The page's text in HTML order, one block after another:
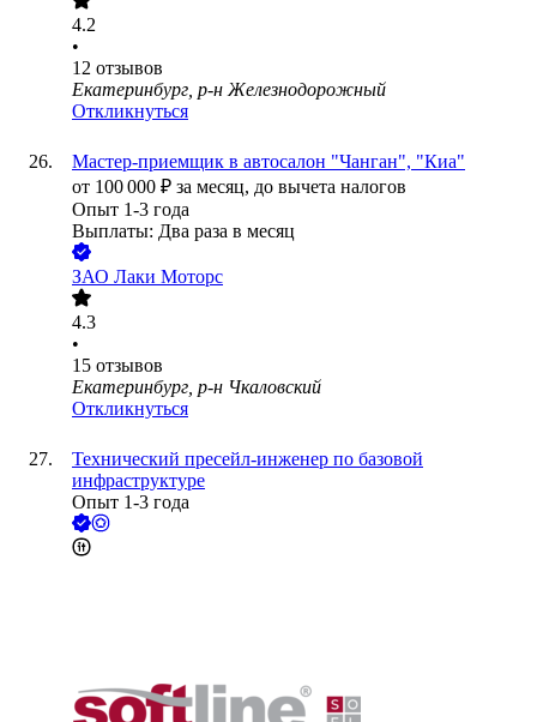
4.2
•
12 отзывов
Екатеринбург, р-н Железнодорожный
Откликнуться
Мастер-приемщик в автосалон "Чанган", "Киа"
от 100 000 ₽ за месяц, до вычета налогов
Опыт 1-3 года
Выплаты: Два раза в месяц
ЗАО Лаки Моторс
4.3
•
15 отзывов
Екатеринбург, р-н Чкаловский
Откликнуться
Технический пресейл-инженер по базовой
инфраструктуре
Опыт 1-3 года